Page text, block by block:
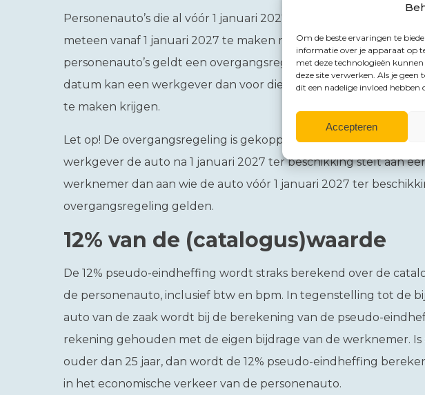
Om de beste ervaringen te
informatie over je apparaat op
met deze technologieën
deze site verwerken. Als je
dit een nadelige invloed hebben
Accepteren
Personenauto’s die al vóór 1 januari 2027 ter beschikking zijn
meteen vanaf 1 januari 2027 te maken met de pseudo-
personenauto’s geldt een overgangsregeling tot 17 september
datum kan een werkgever dan voor die personenauto met de
te maken krijgen.
Let op! De overgangsregeling is gekoppeld aan de personenauto.
werkgever de auto na 1 januari 2027 ter beschikking stelt aan
werknemer dan aan wie de auto vóór 1 januari 2027 ter
overgangsregeling gelden.
12% van de (catalogus)waarde
De 12% pseudo-eindheffing wordt straks berekend over de
de personenauto, inclusief btw en bpm. In tegenstelling tot de
auto van de zaak wordt bij de berekening van de pseudo-
rekening gehouden met de eigen bijdrage van de werknemer.
ouder dan 25 jaar, dan wordt de 12% pseudo-eindheffing
in het economische verkeer van de personenauto.